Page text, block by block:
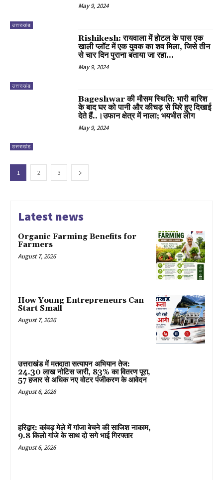
उत्तराखंड
May 9, 2024
उत्तराखंड
Rishikesh: रायवाला में होटल के पास एक
खाली प्लॉट में एक युवक का शव मिला, जिसे तीन
से चार दिन पुराना बताया जा रहा...
May 9, 2024
उत्तराखंड
Bageshwar की मौसम स्थिति: भारी बारिश
के बाद घर को पानी और कीचड़ से घिरे हुए दिखाई
देते हैं..।उफान क्षेत्र में नाला; भयभीत लोग
May 9, 2024
1 2 3
Latest news
Organic Farming Benefits for
Farmers
August 7, 2026
How Young Entrepreneurs Can
Start Small
August 7, 2026
उत्तराखंड में मतदाता सत्यापन अभियान तेज:
24.30 लाख नोटिस जारी, 83% का वितरण पूरा,
57 हजार से अधिक नए वोटर पंजीकरण के आवेदन
August 6, 2026
हरिद्वार: कांवड़ मेले में गांजा बेचने की साजिश नाकाम,
9.8 किलो गांजे के साथ दो सगे भाई गिरफ्तार
August 6, 2026